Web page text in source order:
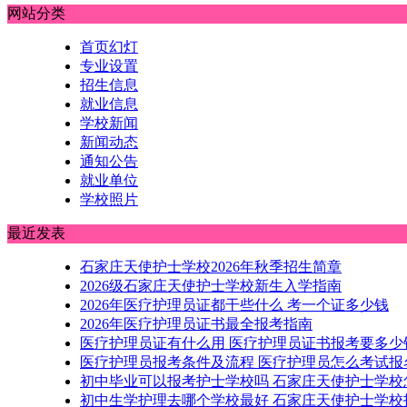
网站分类
首页幻灯
专业设置
招生信息
就业信息
学校新闻
新闻动态
通知公告
就业单位
学校照片
最近发表
石家庄天使护士学校2026年秋季招生简章
2026级石家庄天使护士学校新生入学指南
2026年医疗护理员证都干些什么 考一个证多少钱
2026年医疗护理员证书最全报考指南
医疗护理员证有什么用 医疗护理员证书报考要多少
医疗护理员报考条件及流程 医疗护理员怎么考试报
初中毕业可以报考护士学校吗 石家庄天使护士学校
初中生学护理去哪个学校最好 石家庄天使护士学